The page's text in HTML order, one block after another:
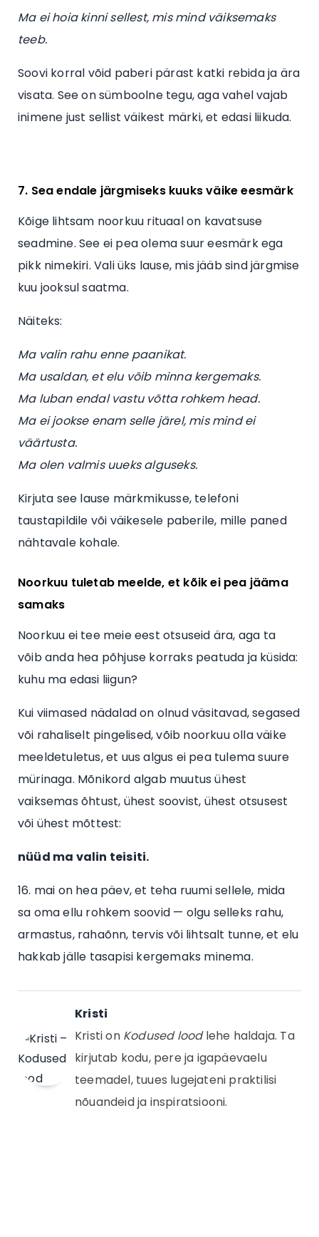
Ma ei hoia kinni sellest, mis mind väiksemaks
teeb.
Soovi korral võid paberi pärast katki rebida ja ära
visata. See on sümboolne tegu, aga vahel vajab
inimene just sellist väikest märki, et edasi liikuda.
7. Sea endale järgmiseks kuuks väike eesmärk
Kõige lihtsam noorkuu rituaal on kavatsuse
seadmine. See ei pea olema suur eesmärk ega
pikk nimekiri. Vali üks lause, mis jääb sind järgmise
kuu jooksul saatma.
Näiteks:
Ma valin rahu enne paanikat.
Ma usaldan, et elu võib minna kergemaks.
Ma luban endal vastu võtta rohkem head.
Ma ei jookse enam selle järel, mis mind ei
väärtusta.
Ma olen valmis uueks alguseks.
Kirjuta see lause märkmikusse, telefoni
taustapildile või väikesele paberile, mille paned
nähtavale kohale.
Noorkuu tuletab meelde, et kõik ei pea jääma
samaks
Noorkuu ei tee meie eest otsuseid ära, aga ta
võib anda hea põhjuse korraks peatuda ja küsida:
kuhu ma edasi liigun?
Kui viimased nädalad on olnud väsitavad, segased
või rahaliselt pingelised, võib noorkuu olla väike
meeldetuletus, et uus algus ei pea tulema suure
mürinaga. Mõnikord algab muutus ühest
vaiksemas õhtust, ühest soovist, ühest otsusest
või ühest mõttest:
nüüd ma valin teisiti.
16. mai on hea päev, et teha ruumi sellele, mida
sa oma ellu rohkem soovid — olgu selleks rahu,
armastus, rahaõnn, tervis või lihtsalt tunne, et elu
hakkab jälle tasapisi kergemaks minema.
Kristi
Kristi on Kodused loodlehe haldaja. Ta
kirjutab kodu, pere ja igapäevaelu
teemadel, tuues lugejateni praktilisi
nõuandeid ja inspiratsiooni.